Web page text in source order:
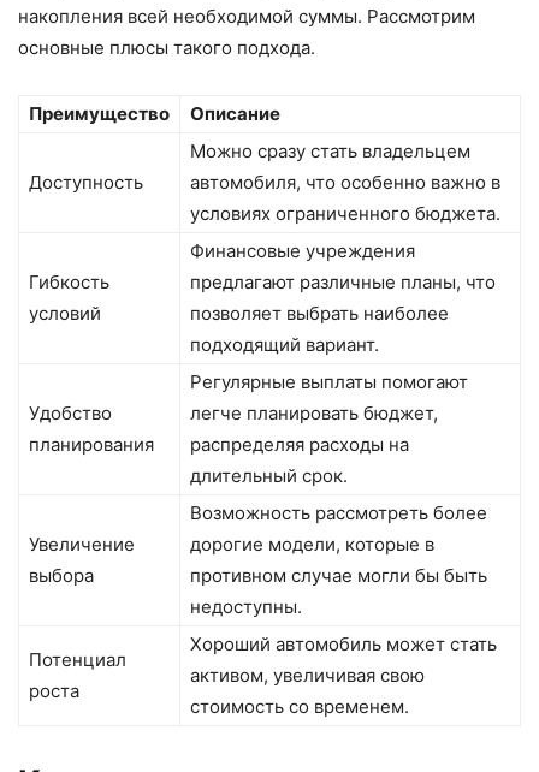
накопления всей необходимой суммы. Рассмотрим
основные плюсы такого подхода.
Преимущество Описание
Доступность
Можно сразу стать владельцем
автомобиля, что особенно важно в
условиях ограниченного бюджета.
Гибкость
условий
Финансовые учреждения
предлагают различные планы, что
позволяет выбрать наиболее
подходящий вариант.
Удобство
планирования
Регулярные выплаты помогают
легче планировать бюджет,
распределяя расходы на
длительный срок.
Увеличение
выбора
Возможность рассмотреть более
дорогие модели, которые в
противном случае могли бы быть
недоступны.
Потенциал
роста
Хороший автомобиль может стать
активом, увеличивая свою
стоимость со временем.